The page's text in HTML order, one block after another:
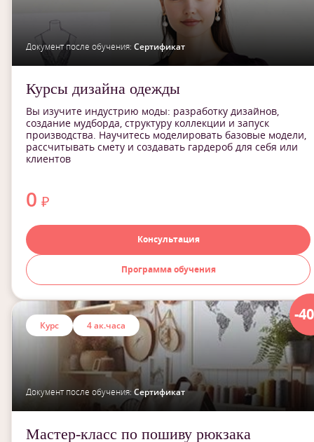
Документ после обучения: Сертификат
Курсы дизайна одежды
Вы изучите индустрию моды: разработку дизайнов,
создание мудборда, структуру коллекции и запуск
производства. Научитесь моделировать базовые модели,
рассчитывать смету и создавать гардероб для себя или
клиентов
0 ₽
Консультация
Программа обучения
-
Курс 4 ак.часа
Документ после обучения: Сертификат
Мастер-класс по пошиву рюкзака